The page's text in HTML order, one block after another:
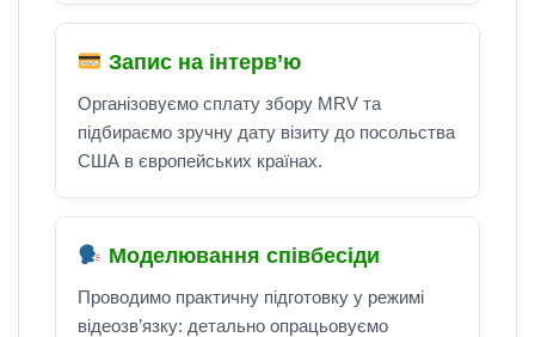
Запис на інтерв’ю
Організовуємо сплату збору MRV та
підбираємо зручну дату візиту до посольства
США в європейських країнах.
Моделювання співбесіди
Проводимо практичну підготовку у режимі
відеозв’язку: детально опрацьовуємо